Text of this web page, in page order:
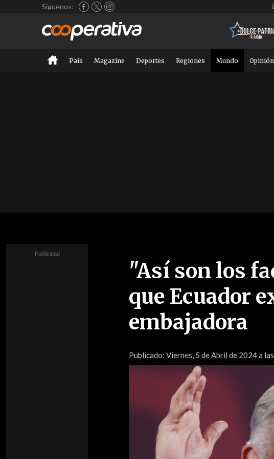
Síguenos:
País Magazine Deportes Regiones Mundo Opinión
"Así son los
que Ecuador
embajadora
Publicado: Viernes, 5 de Abril de 2024 a